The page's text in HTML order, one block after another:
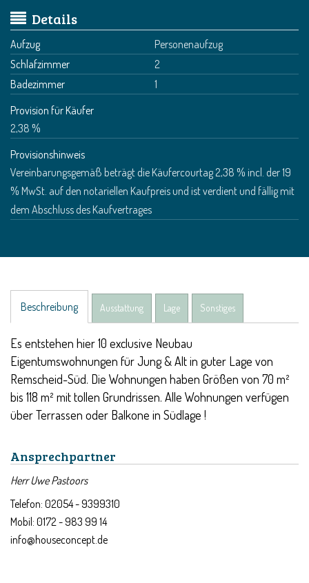
Details
Aufzug
Personenaufzug
Schlafzimmer
2
Badezimmer
1
Provision für Käufer
2,38 %
Provisionshinweis
Vereinbarungsgemäß beträgt die Käufercourtag 2,38 % incl. der 19
% MwSt. auf den notariellen Kaufpreis und ist verdient und fällig mit
dem Abschluss des Kaufvertrages
Beschreibung Ausstattung Lage Sonstiges
Es entstehen hier 10 exclusive Neubau
Eigentumswohnungen für Jung & Alt in guter Lage von
Remscheid-Süd. Die Wohnungen haben Größen von 70 m²
bis 118 m² mit tollen Grundrissen. Alle Wohnungen verfügen
über Terrassen oder Balkone in Südlage !
Ansprechpartner
Herr Uwe Pastoors
Telefon: 02054 - 9399310
Mobil: 0172 - 983 99 14
info@houseconcept.de